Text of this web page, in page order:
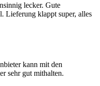
lecker. Gute
Lieferung klappt super, alles
kann mit den
sehr gut mithalten.